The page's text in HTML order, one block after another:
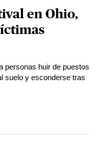
en Ohio,
personas huir de puestos
suelo y esconderse tras